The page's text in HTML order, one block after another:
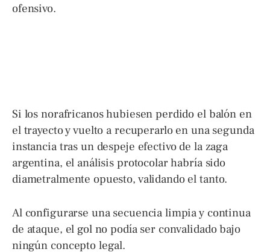
ofensivo.
Si los norafricanos hubiesen perdido el balón en
el trayecto y vuelto a recuperarlo en una segunda
instancia tras un despeje efectivo de la zaga
argentina, el análisis protocolar habría sido
diametralmente opuesto, validando el tanto.
Al configurarse una secuencia limpia y continua
de ataque, el gol no podía ser convalidado bajo
ningún concepto legal.